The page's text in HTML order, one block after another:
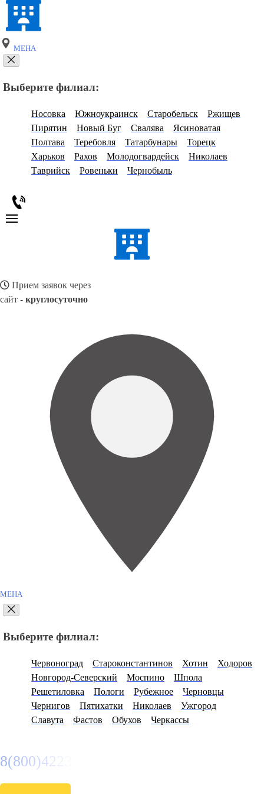
МЕНА
Выберите филиал:
Носовка Южноукраинск Старобельск
Ржищев
Пирятин
Новый Буг Свалява
Ясиноватая
Полтава
Теребовля Татарбунары
Торецк
Харьков
Рахов Молодогвардейск
Николаев
Таврийск
Ровеньки Чернобыль
Прием заявок через
сайт - круглосуточно
МЕНА
Выберите филиал:
Червоноград Староконстантинов Хотин
Ходоров
Новгород-Северский
Моспино
Шпола
Решетиловка
Пологи Рубежное
Черновцы
Чернигов
Пятихатки Николаев
Ужгород
Славута
Фастов Обухов Черкассы
8(800)4223263